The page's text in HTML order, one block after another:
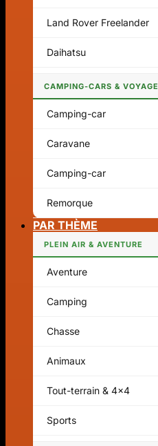
Land Rover Freelander
Daihatsu
CAMPING-CARS & VOYAGE
Camping-car
Caravane
Camping-car
Remorque
PAR THÈME
PLEIN AIR & AVENTURE
Aventure
Camping
Chasse
Animaux
Tout-terrain & 4x4
Sports